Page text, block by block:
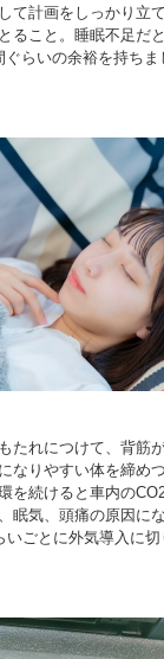
て計画をしっかり立て
ること。睡眠不足だ
らいの余裕を持ちま
たれにつけて、背筋
なりやすい体を締め
を続けると車内の
眠気、頭痛の原因に
いごとに外気導入に